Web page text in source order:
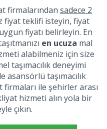
firmalarından sadece 2
fiyat teklifi isteyin, fiyat
fiyatı belirleyin. En
en ucuza mal
alabilmeniz için size
taşımacılık deneyimi
asansörlü taşımacılık
ile şehirler arası
hizmeti alın yola bir
çıkın.